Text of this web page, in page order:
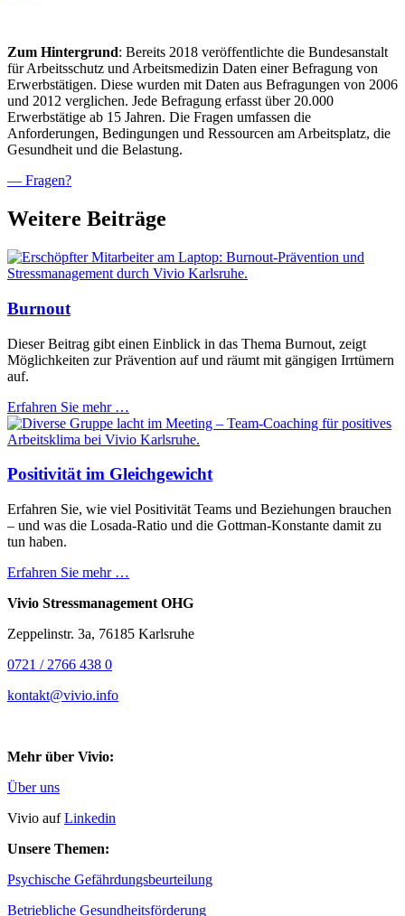
Zum Hintergrund: Bereits 2018 veröffentlichte die Bundesanstalt
für Arbeitsschutz und Arbeitsmedizin Daten einer Befragung von
Erwerbstätigen. Diese wurden mit Daten aus Befragungen von 2006
und 2012 verglichen. Jede Befragung erfasst über 20.000
Erwerbstätige ab 15 Jahren. Die Fragen umfassen die
Anforderungen, Bedingungen und Ressourcen am Arbeitsplatz, die
Gesundheit und die Belastung.
— Fragen?
Weitere Beiträge
Burnout
Dieser Beitrag gibt einen Einblick in das Thema Burnout, zeigt
Möglichkeiten zur Prävention auf und räumt mit gängigen Irrtümern
auf.
Erfahren Sie mehr …
Positivität im Gleichgewicht
Erfahren Sie, wie viel Positivität Teams und Beziehungen brauchen
– und was die Losada-Ratio und die Gottman-Konstante damit zu
tun haben.
Erfahren Sie mehr …
Vivio Stressmanagement OHG
Zeppelinstr. 3a, 76185 Karlsruhe
0721 / 2766 438 0
kontakt@vivio.info
Mehr über Vivio:
Über uns
Vivio aufLinkedin
Unsere Themen:
Psychische Gefährdungsbeurteilung
Betriebliche Gesundheitsförderung